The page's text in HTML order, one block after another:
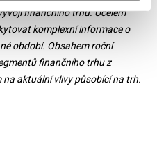
finančního trhu. Účelem
komplexní informace o
období. Obsahem roční
finančního trhu z
na aktuální vlivy působící na trh.